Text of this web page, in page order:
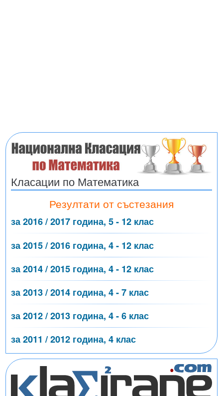
Класации по Математика
Резултати от състезания
за 2016 / 2017 година, 5 - 12 клас
за 2015 / 2016 година, 4 - 12 клас
за 2014 / 2015 година, 4 - 12 клас
за 2013 / 2014 година, 4 - 7 клас
за 2012 / 2013 година, 4 - 6 клас
за 2011 / 2012 година, 4 клас